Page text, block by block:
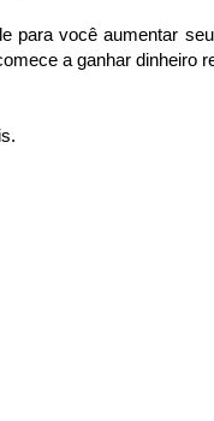
para você aumentar
a ganhar dinheiro